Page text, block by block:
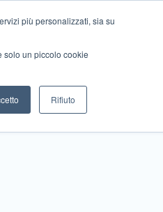
più personalizzati, sia su
solo un piccolo cookie
Rifiuto